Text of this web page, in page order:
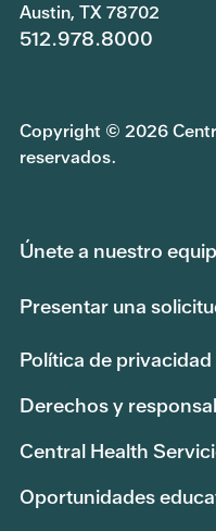
Austin, TX 78702
512.978.8000
Copyright © 2026
reservados.
Únete a nuestro
Presentar una
Política de privacidad
Derechos y
Central Health
Oportunidades